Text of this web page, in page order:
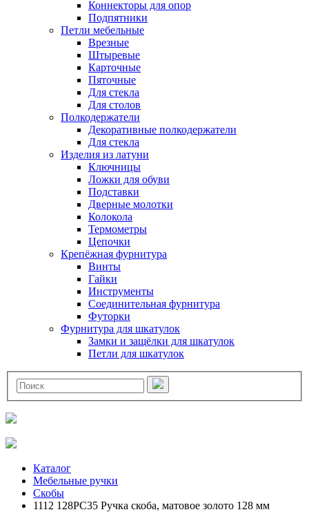
Коннекторы для опор
Подпятники
Петли мебельные
Врезные
Штыревые
Карточные
Пяточные
Для стекла
Для столов
Полкодержатели
Декоративные полкодержатели
Для стекла
Изделия из латуни
Ключницы
Ложки для обуви
Подставки
Дверные молотки
Колокола
Термометры
Цепочки
Крепёжная фурнитура
Винты
Гайки
Инструменты
Соединительная фурнитура
Футорки
Фурнитура для шкатулок
Замки и защёлки для шкатулок
Петли для шкатулок
Каталог
Мебельные ручки
Скобы
1112 128PC35 Ручка скоба, матовое золото 128 мм